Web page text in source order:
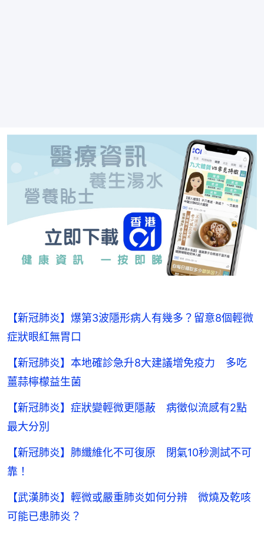
【新冠肺炎】爆第3波隱形病人有幾多？留意8個輕微
症狀眼紅無胃口
【新冠肺炎】本地確診急升8大建議增免疫力 多吃
薑蒜檸檬益生菌
【新冠肺炎】症狀變輕微更隱蔽 病徵似流感有2點
最大分別
【新冠肺炎】肺纖維化不可復原 閉氣10秒測試不可
靠！
【武漢肺炎】輕微或嚴重肺炎如何分辨 微燒及乾咳
可能已患肺炎？